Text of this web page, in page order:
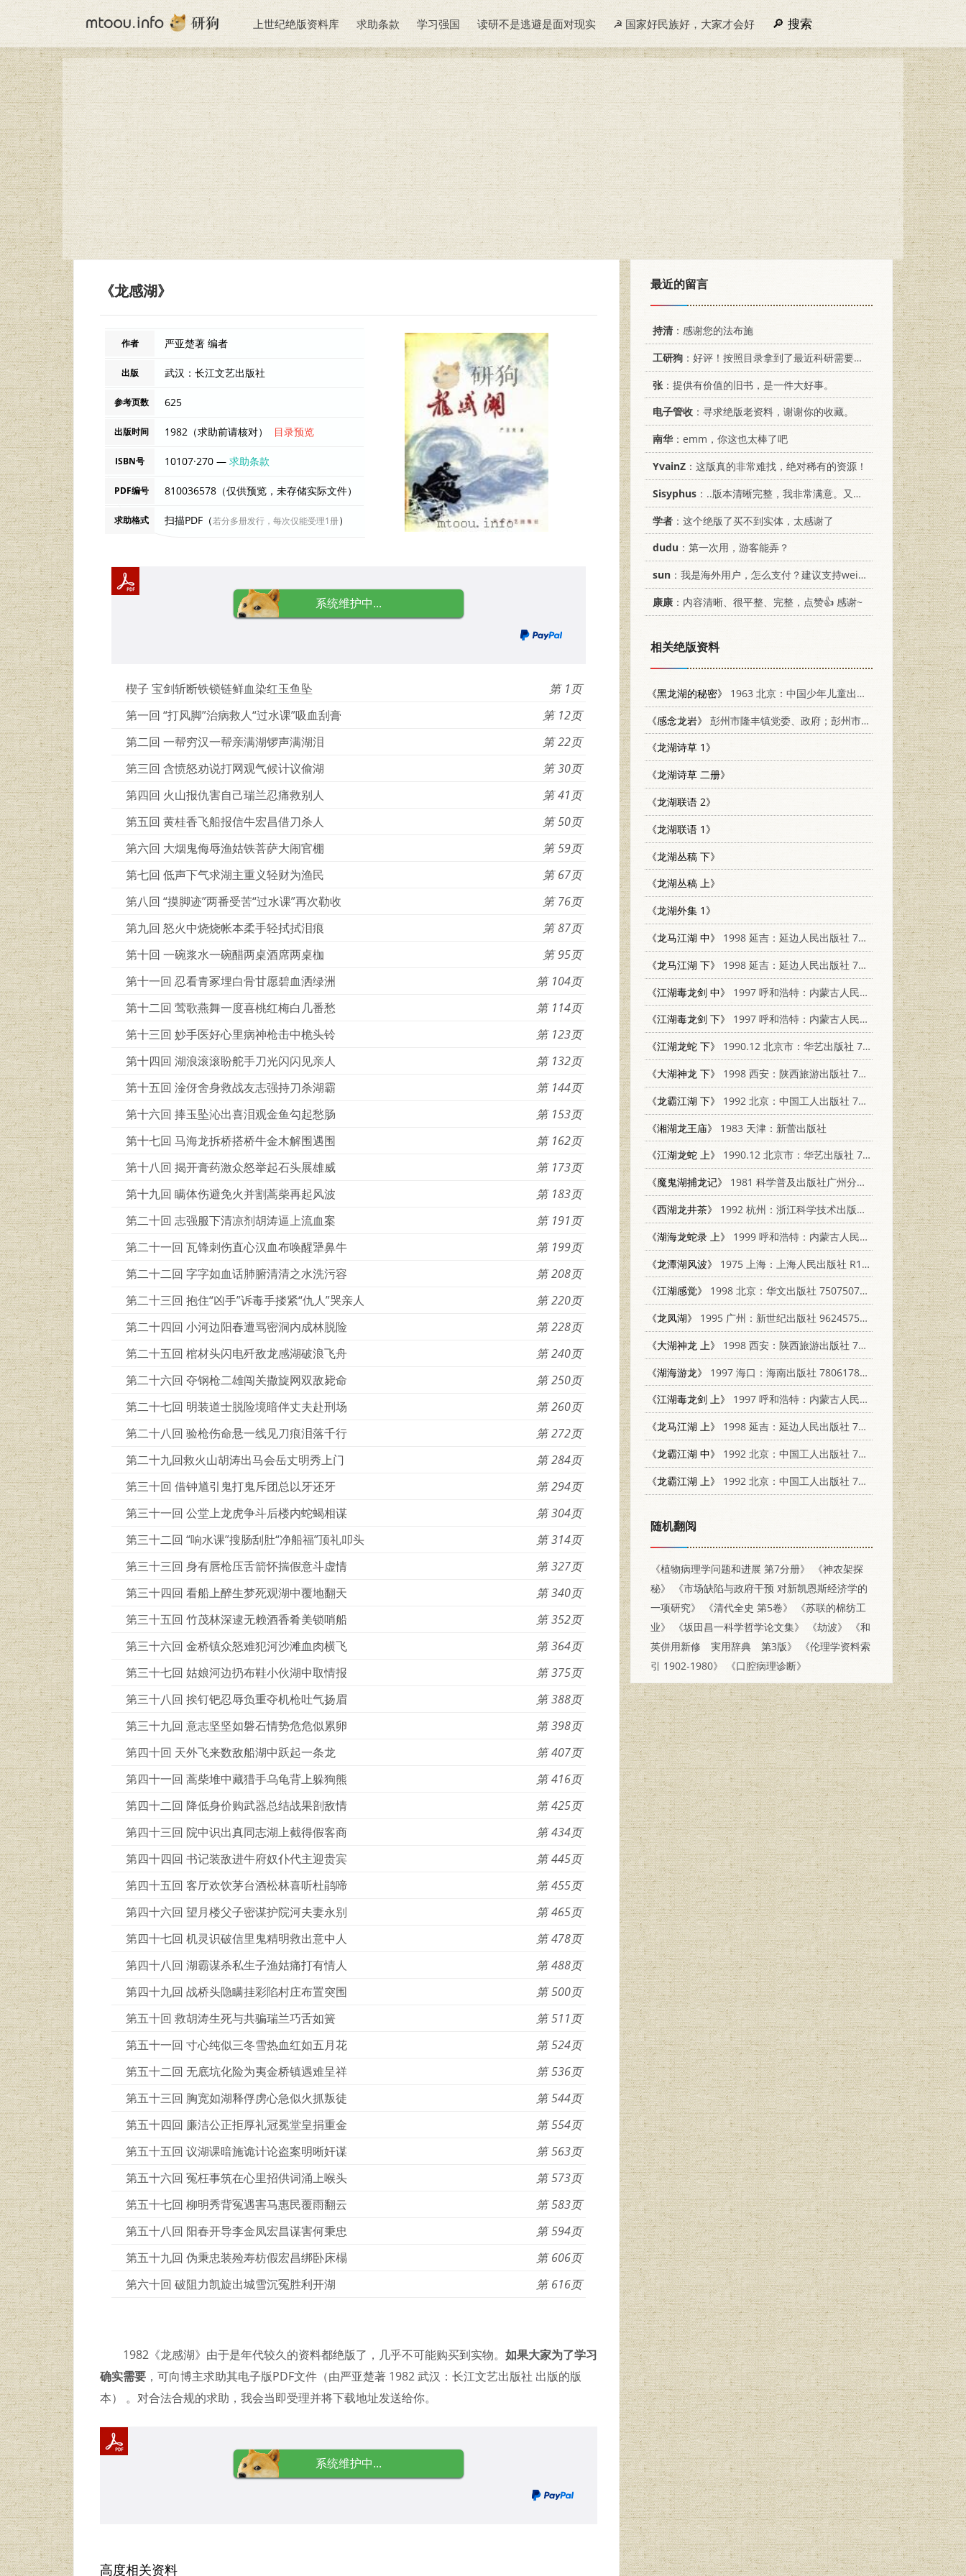
上世纪绝版资料库 求助条款 学习强国 读研不是逃避是面对现实 ☭ 国家好民族好，大家才会好 搜索
《龙感湖》
作者 严亚楚著 编者
出版 武汉：长江文艺出版社
参考页数 625
出版时间 1982（求助前请核对） 目录预览
ISBN号 10107·270 —求助条款
PDF编号 810036578（仅供预览，未存储实际文件）
求助格式 扫描PDF（若分多册发行，每次仅能受理1册）
系统维护中...
楔子 宝剑斩断铁锁链鲜血染红玉鱼坠
1
第一回 “打风脚”治病救人“过水课”吸血刮膏
12
第二回 一帮穷汉一帮亲满湖锣声满湖泪
22
第三回 含愤怒劝说打网观气候计议偷湖
30
第四回 火山报仇害自己瑞兰忍痛救别人
41
第五回 黄桂香飞船报信牛宏昌借刀杀人
50
第六回 大烟鬼侮辱渔姑铁菩萨大闹官棚
59
第七回 低声下气求湖主重义轻财为渔民
67
第八回 “摸脚迹”两番受苦“过水课”再次勒收
76
第九回 怒火中烧烧帐本柔手轻拭拭泪痕
87
第十回 一碗浆水一碗醋两桌酒席两桌枷
95
第十一回 忍看青冢埋白骨甘愿碧血洒绿洲
104
第十二回 莺歌燕舞一度喜桃红梅白几番愁
114
第十三回 妙手医好心里病神枪击中桅头铃
123
第十四回 湖浪滚滚盼舵手刀光闪闪见亲人
132
第十五回 淦伢舍身救战友志强持刀杀湖霸
144
第十六回 捧玉坠沁出喜泪观金鱼勾起愁肠
153
第十七回 马海龙拆桥搭桥牛金木解围遇围
162
第十八回 揭开膏药激众怒举起石头展雄威
173
第十九回 瞒体伤避免火并割蒿柴再起风波
183
第二十回 志强服下清凉剂胡涛逼上流血案
191
第二十一回 瓦锋刺伤直心汉血布唤醒犟鼻牛
199
第二十二回 字字如血话肺腑清清之水洗污容
208
第二十三回 抱住“凶手”诉毒手搂紧“仇人”哭亲人
220
第二十四回 小河边阳春遭骂密洞内成林脱险
228
第二十五回 棺材头闪电歼敌龙感湖破浪飞舟
240
第二十六回 夺钢枪二雄闯关撒旋网双敌毙命
250
第二十七回 明装道士脱险境暗伴丈夫赴刑场
260
第二十八回 验枪伤命悬一线见刀痕泪落千行
272
第二十九回救火山胡涛出马会岳丈明秀上门
284
第三十回 借钟馗引鬼打鬼斥团总以牙还牙
294
第三十一回 公堂上龙虎争斗后楼内蛇蝎相谋
304
第三十二回 “响水课”搜肠刮肚“净船福”顶礼叩头
314
第三十三回 身有唇枪压舌箭怀揣假意斗虚情
327
第三十四回 看船上醉生梦死观湖中覆地翻天
340
第三十五回 竹茂林深逮无赖酒香肴美锁哨船
352
第三十六回 金桥镇众怒难犯河沙滩血肉横飞
364
第三十七回 姑娘河边扔布鞋小伙湖中取情报
375
第三十八回 挨钉钯忍辱负重夺机枪吐气扬眉
388
第三十九回 意志坚坚如磐石情势危危似累卵
398
第四十回 天外飞来数敌船湖中跃起一条龙
407
第四十一回 蒿柴堆中藏猎手乌龟背上躲狗熊
416
第四十二回 降低身价购武器总结战果剖敌情
425
第四十三回 院中识出真同志湖上截得假客商
434
第四十四回 书记装敌进牛府奴仆代主迎贵宾
445
第四十五回 客厅欢饮茅台酒松林喜听杜鹃啼
455
第四十六回 望月楼父子密谋护院河夫妻永别
465
第四十七回 机灵识破信里鬼精明救出意中人
478
第四十八回 湖霸谋杀私生子渔姑痛打有情人
488
第四十九回 战桥头隐瞒挂彩陷村庄布置突围
500
第五十回 救胡涛生死与共骗瑞兰巧舌如簧
511
第五十一回 寸心纯似三冬雪热血红如五月花
524
第五十二回 无底坑化险为夷金桥镇遇难呈祥
536
第五十三回 胸宽如湖释俘虏心急似火抓叛徒
544
第五十四回 廉洁公正拒厚礼冠冕堂皇捐重金
554
第五十五回 议湖课暗施诡计论盗案明晰奸谋
563
第五十六回 冤枉事筑在心里招供词涌上喉头
573
第五十七回 柳明秀背冤遇害马惠民覆雨翻云
583
第五十八回 阳春开导李金凤宏昌谋害何秉忠
594
第五十九回 伪秉忠装殓寿枋假宏昌绑卧床榻
606
第六十回 破阻力凯旋出城雪沉冤胜利开湖
616
1982《龙感湖》由于是年代较久的资料都绝版了，几乎不可能购买到实物。 如果大家为了学习
确实需要 ，可向博主求助其电子版PDF文件（由严亚楚著 1982 武汉：长江文艺出版社 出版的版
本） 。对合法合规的求助，我会当即受理并将下载地址发送给你。
系统维护中...
高度相关资料
最近的留言
持清：感谢您的法布施
工研狗 ：好评！按照目录拿到了最近科研需要的材料！
张 ：提供有价值的旧书，是一件大好事。
电子管收 ：寻求绝版老资料，谢谢你的收藏。
南华：emm，你这也太棒了吧
YvainZ ：这版真的非常难找，绝对稀有的资源！
Sisyphus ：..版本清晰完整，我非常满意。又及，这本《话语的真相》...
学者 ：这个绝版了买不到实体，太感谢了
dudu ：第一次用，游客能弄？
sun ：我是海外用户，怎么支付？建议支持weixin支付
康康 ：内容清晰、很平整、完整，点赞👍 感谢~
相关绝版资料
《黑龙湖的秘密》
1963 北京：中国少年儿童出版社 7500711603
《感念龙岩》
彭州市隆丰镇党委、政府；彭州市军乐镇党委、政府；彭州市政协诗书画院
《龙湖诗草 1》
《龙湖诗草 二册》
《龙湖联语 2》
《龙湖联语 1》
《龙湖丛稿 下》
《龙湖丛稿 上》
《龙湖外集 1》
《龙马江湖 中》
1998 延吉：延边人民出版社 7805998523
《龙马江湖 下》
1998 延吉：延边人民出版社 7805998523
《江湖毒龙剑 中》
1997 呼和浩特：内蒙古人民出版社 7225011014
《江湖毒龙剑 下》
1997 呼和浩特：内蒙古人民出版社 7225011014
《江湖龙蛇 下》
1990.12 北京市：华艺出版社 7800393658
《大湖神龙 下》
1998 西安：陕西旅游出版社 7541816000
《龙霸江湖 下》
1992 北京：中国工人出版社 750080945X
《湘湖龙王庙》
1983 天津：新蕾出版社
《江湖龙蛇 上》
1990.12 北京市：华艺出版社 7800393658
《魔鬼湖捕龙记》
1981 科学普及出版社广州分社 805160036
《西湖龙井茶》
1992 杭州：浙江科学技术出版社 7534103908
《湖海龙蛇录 上》
1999 呼和浩特：内蒙古人民出版社 7204048016
《龙潭湖风波》
1975 上海：上海人民出版社 R10171·475
《江湖感觉》
1998 北京：华文出版社 7507507300
《龙凤湖》
1995 广州：新世纪出版社 9624575238
《大湖神龙 上》
1998 西安：陕西旅游出版社 7541816000
《湖海游龙》
1997 海口：海南出版社 7806178791
《江湖毒龙剑 上》
1997 呼和浩特：内蒙古人民出版社 7225011014
《龙马江湖 上》
1998 延吉：延边人民出版社 7805998523
《龙霸江湖 中》
1992 北京：中国工人出版社 750080945X
《龙霸江湖 上》
1992 北京：中国工人出版社 750080945X
随机翻阅
《植物病理学问题和进展 第7分册》
《神农架探
秘》
《市场缺陷与政府干预 对新凯恩斯经济学的
一项研究》
《清代全史 第5卷》
《苏联的棉纺工
业》
《坂田昌一科学哲学论文集》 《劫波》
《和
英併用新修 実用辞典 第3版》
《伦理学资料索
引 1902-1980》
《口腔病理诊断》